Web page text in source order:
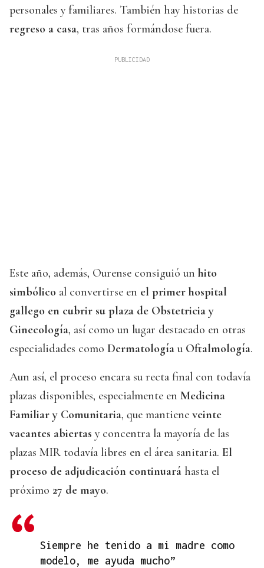
personales y familiares. También hay historias de
regreso a casa, tras años formándose fuera.
Este año, además, Ourense consiguió un hito
simbólico al convertirse en el primer hospital
gallego en cubrir su plaza de Obstetricia y
Ginecología, así como un lugar destacado en otras
especialidades como Dermatología u Oftalmología.
Aun así, el proceso encara su recta final con todavía
plazas disponibles, especialmente en Medicina
Familiar y Comunitaria, que mantiene veinte
vacantes abiertas y concentra la mayoría de las
plazas MIR todavía libres en el área sanitaria. El
proceso de adjudicación continuará hasta el
próximo 27 de mayo.
Siempre he tenido a mi madre como
modelo, me ayuda mucho”